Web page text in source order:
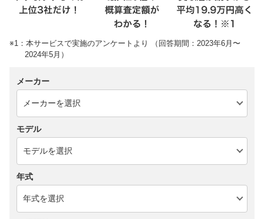
※1：本サービスで実施のアンケートより （回答期間：2023年6月〜
2024年5月）
メーカー
モデル
年式